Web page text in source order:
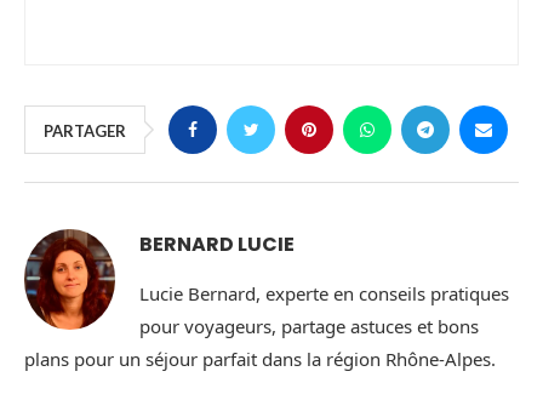
PARTAGER
BERNARD LUCIE
Lucie Bernard, experte en conseils pratiques
pour voyageurs, partage astuces et bons
plans pour un séjour parfait dans la région Rhône-Alpes.